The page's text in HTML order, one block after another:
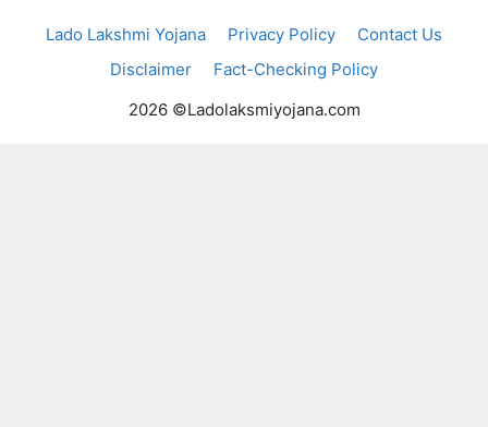
Lado Lakshmi Yojana Privacy Policy
Contact Us
Disclaimer
Fact-Checking Policy
2026 ©Ladolaksmiyojana.com